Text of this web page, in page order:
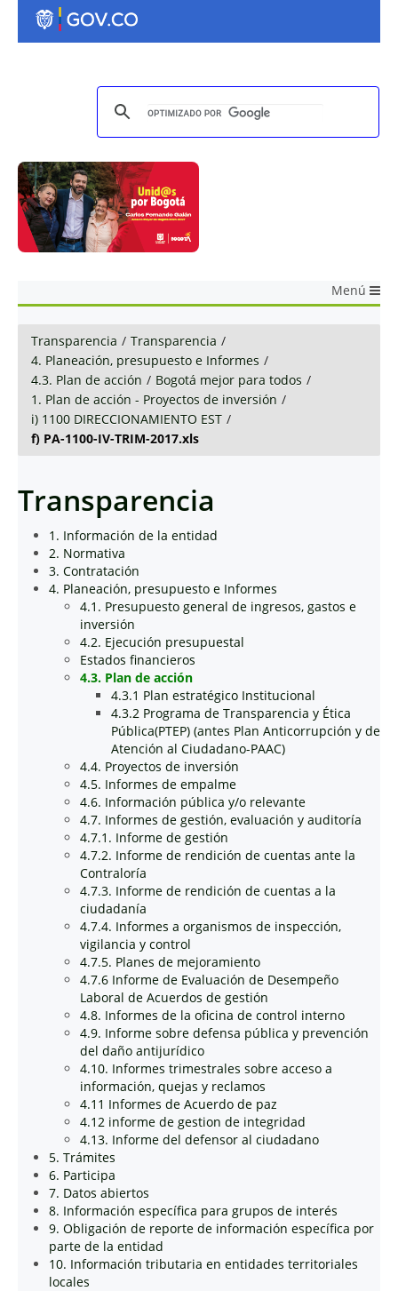
Menú
Transparencia / Transparencia /
4. Planeación, presupuesto e Informes /
4.3. Plan de acción / Bogotá mejor para todos /
1. Plan de acción - Proyectos de inversión /
i) 1100 DIRECCIONAMIENTO EST /
f) PA-1100-IV-TRIM-2017.xls
Transparencia
1. Información de la entidad
2. Normativa
3. Contratación
4. Planeación, presupuesto e Informes
4.1. Presupuesto general de ingresos, gastos e
inversión
4.2. Ejecución presupuestal
Estados financieros
4.3. Plan de acción
4.3.1 Plan estratégico Institucional
4.3.2 Programa de Transparencia y Ética
Pública(PTEP) (antes Plan Anticorrupción y de
Atención al Ciudadano-PAAC)
4.4. Proyectos de inversión
4.5. Informes de empalme
4.6. Información pública y/o relevante
4.7. Informes de gestión, evaluación y auditoría
4.7.1. Informe de gestión
4.7.2. Informe de rendición de cuentas ante la
Contraloría
4.7.3. Informe de rendición de cuentas a la
ciudadanía
4.7.4. Informes a organismos de inspección,
vigilancia y control
4.7.5. Planes de mejoramiento
4.7.6 Informe de Evaluación de Desempeño
Laboral de Acuerdos de gestión
4.8. Informes de la oficina de control interno
4.9. Informe sobre defensa pública y prevención
del daño antijurídico
4.10. Informes trimestrales sobre acceso a
información, quejas y reclamos
4.11 Informes de Acuerdo de paz
4.12 informe de gestion de integridad
4.13. Informe del defensor al ciudadano
5. Trámites
6. Participa
7. Datos abiertos
8. Información específica para grupos de interés
9. Obligación de reporte de información específica por
parte de la entidad
10. Información tributaria en entidades territoriales
locales